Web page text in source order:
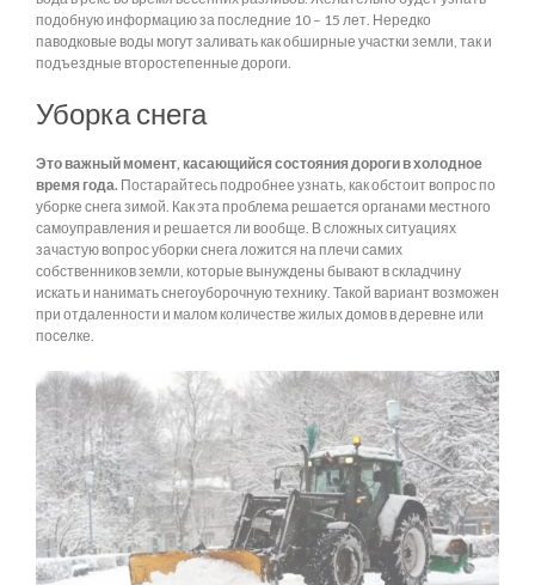
подобную информацию за последние 10 – 15 лет. Нередко
паводковые воды могут заливать как обширные участки земли, так и
подъездные второстепенные дороги.
Уборка снега
Это важный момент, касающийся состояния дороги в холодное
время года. Постарайтесь подробнее узнать, как обстоит вопрос по
уборке снега зимой. Как эта проблема решается органами местного
самоуправления и решается ли вообще. В сложных ситуациях
зачастую вопрос уборки снега ложится на плечи самих
собственников земли, которые вынуждены бывают в складчину
искать и нанимать снегоуборочную технику. Такой вариант возможен
при отдаленности и малом количестве жилых домов в деревне или
поселке.